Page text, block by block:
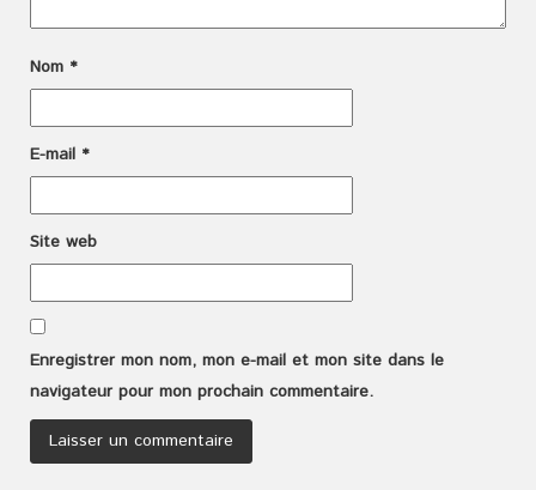
Nom *
E-mail *
Site web
Enregistrer mon nom, mon e-mail et mon site dans le
navigateur pour mon prochain commentaire.